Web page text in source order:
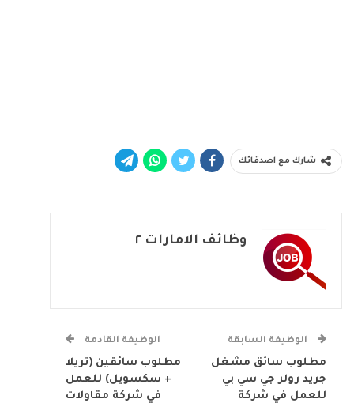
شارك مع اصدقائك
وظائف الامارات ٢
الوظيفة السابقة
مطلوب سائق مشغل
جريد رولر جي سي بي
للعمل في شركة
الوظيفة القادمة
مطلوب سائقين (تريلا
+ سكسويل) للعمل
في شركة مقاولات